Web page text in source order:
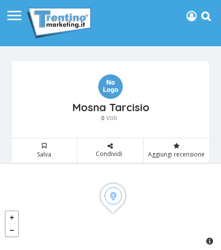
Mosna Tarcisio
0 Voti
Salva Condividi Aggiungi recensione